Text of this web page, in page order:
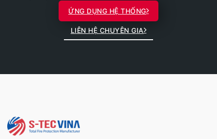
ỨNG DỤNG HỆ THỐNG
LIÊN HỆ CHUYÊN GIA